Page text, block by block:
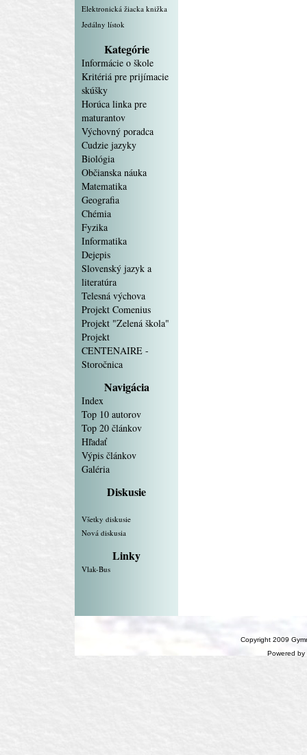
Elektronická žiacka knižka
Jedálny lístok
Kategórie
Informácie o škole
Kritériá pre prijímacie
skúšky
Horúca linka pre
maturantov
Výchovný poradca
Cudzie jazyky
Biológia
Občianska náuka
Matematika
Geografia
Chémia
Fyzika
Informatika
Dejepis
Slovenský jazyk a
literatúra
Telesná výchova
Projekt Comenius
Projekt "Zelená škola"
Projekt
CENTENAIRE -
Storočnica
Navigácia
Index
Top 10 autorov
Top 20 článkov
Hľadať
Výpis článkov
Galéria
Diskusie
Všetky diskusie
Nová diskusia
Linky
Vlak-Bus
Copyright 2009
Powered by